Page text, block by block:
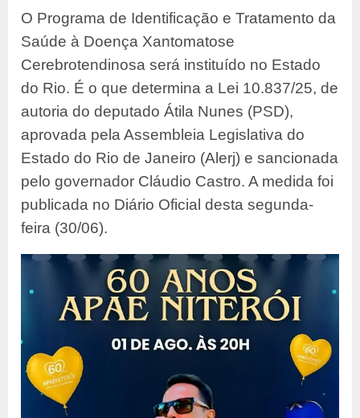
O Programa de Identificação e Tratamento da
Saúde à Doença Xantomatose
Cerebrotendinosa será instituído no Estado
do Rio. É o que determina a Lei 10.837/25, de
autoria do deputado Átila Nunes (PSD),
aprovada pela Assembleia Legislativa do
Estado do Rio de Janeiro (Alerj) e sancionada
pelo governador Cláudio Castro. A medida foi
publicada no Diário Oficial desta segunda-
feira (30/06).